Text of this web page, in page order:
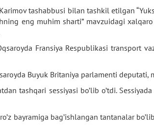
tashabbusi bilan tashkil etilgan
eng muhim sharti” mavzuidagi
Fransiya Respublikasi transport
Buyuk Britaniya parlamenti
tashqari sessiyasi bo’lib o’tdi.
bayramiga bag’ishlangan tantanalar